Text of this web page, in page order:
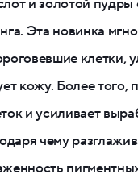
и золотой пудры
Эта новинка
клетки,
кожу. Более того,
и усиливает
чему